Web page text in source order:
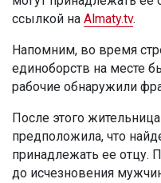
ссылкой на Almaty.tv.
Напомним, во время
единоборств на месте
рабочие обнаружили
После этого
предположила, что
принадлежать ее отцу.
до исчезновения